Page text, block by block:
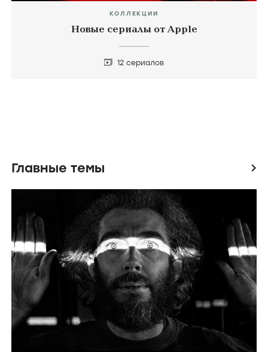
КОЛЛЕКЦИИ
Новые сериалы от Apple
12 сериалов
Главные темы icon